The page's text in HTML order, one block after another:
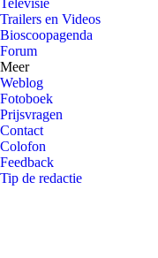
Televisie
Trailers en Videos
Bioscoopagenda
Forum
Meer
Weblog
Fotoboek
Prijsvragen
Contact
Colofon
Feedback
Tip de redactie